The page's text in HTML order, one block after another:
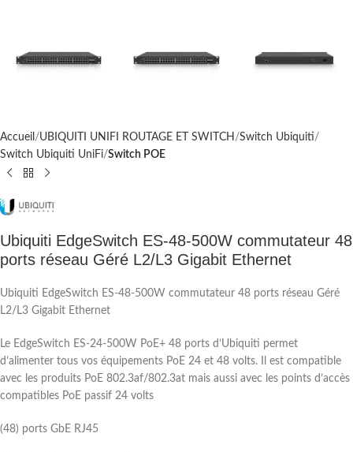
Accueil UBIQUITI UNIFI ROUTAGE ET SWITCH
Switch Ubiquiti
Switch Ubiquiti UniFi Switch POE
Ubiquiti EdgeSwitch ES-48-500W commutateur 48
ports réseau Géré L2/L3 Gigabit Ethernet
Ubiquiti EdgeSwitch ES-48-500W commutateur 48 ports réseau Géré
L2/L3 Gigabit Ethernet
Le EdgeSwitch ES-24-500W PoE+ 48 ports d’Ubiquiti permet
d’alimenter tous vos équipements PoE 24 et 48 volts. Il est compatible
avec les produits PoE 802.3af/802.3at mais aussi avec les points d’accès
compatibles PoE passif 24 volts
(48) ports GbE RJ45